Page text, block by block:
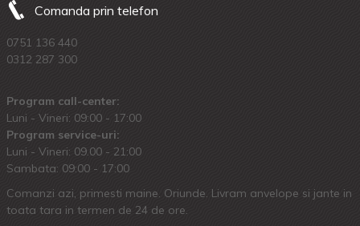
Comanda prin telefon
0751 136 440
0312 287 300
Program call-center:
Luni - Vineri: 09:00 - 17:00
Program service-uri:
Luni - Vineri: 09.00 - 21:00
Sambata: 09:00 - 17:00
Comanzi azi, primesti maine. Oriunde. Livram anvelope si jante in
toata tara in termen de 24 de ore.